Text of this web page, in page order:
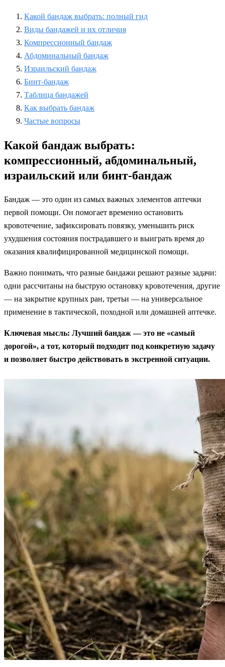
Какой бандаж выбрать: полный гид
Виды бандажей и их отличия
Компрессионный бандаж
Абдоминальный бандаж
Израильский бандаж
Бинт-бандаж
Таблица бандажей
Как выбрать бандаж
Частые вопросы
Какой бандаж выбрать:
компрессионный, абдоминальный,
израильский или бинт-бандаж
Бандаж — это один из самых важных элементов аптечки
первой помощи. Он помогает временно остановить
кровотечение, зафиксировать повязку, уменьшить риск
ухудшения состояния пострадавшего и выиграть время до
оказания квалифицированной медицинской помощи.
Важно понимать, что разные бандажи решают разные задачи:
одни рассчитаны на быструю остановку кровотечения, другие
— на закрытие крупных ран, третьи — на универсальное
применение в тактической, походной или домашней аптечке.
Ключевая мысль: Лучший бандаж — это не «самый
дорогой», а тот, который подходит под конкретную задачу
и позволяет быстро действовать в экстренной ситуации.